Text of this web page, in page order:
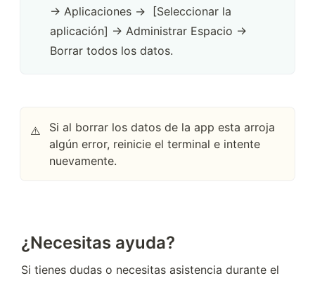
→ Aplicaciones →  [Seleccionar la
aplicación] → Administrar Espacio →
Borrar todos los datos.
⚠️
Si al borrar los datos de la app esta arroja
algún error, reinicie el terminal e intente
nuevamente.
¿Necesitas ayuda?
Si tienes dudas o necesitas asistencia durante el